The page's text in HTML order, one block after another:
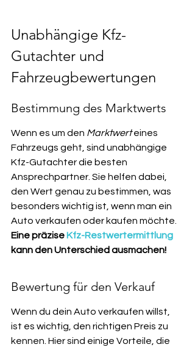
Unabhängige Kfz-
Gutachter und
Fahrzeugbewertungen
Bestimmung des Marktwerts
Wenn es um den Marktwert eines
Fahrzeugs geht, sind unabhängige
Kfz-Gutachter die besten
Ansprechpartner. Sie helfen dabei,
den Wert genau zu bestimmen, was
besonders wichtig ist, wenn man ein
Auto verkaufen oder kaufen möchte.
Eine präzise Kfz-Restwertermittlung
kann den Unterschied ausmachen!
Bewertung für den Verkauf
Wenn du dein Auto verkaufen willst,
ist es wichtig, den richtigen Preis zu
kennen. Hier sind einige Vorteile, die